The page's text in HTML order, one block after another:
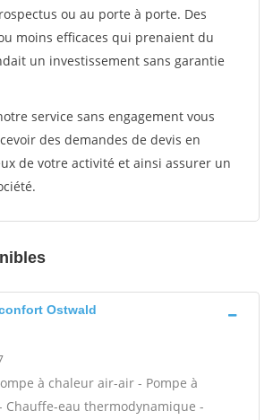
ou au porte à porte. Des
moins efficaces qui prenaient du
un investissement sans garantie
service sans engagement vous
des demandes de devis en
de votre activité et ainsi assurer un
Ostwald
à chaleur air-air - Pompe à
Chauffe-eau thermodynamique -